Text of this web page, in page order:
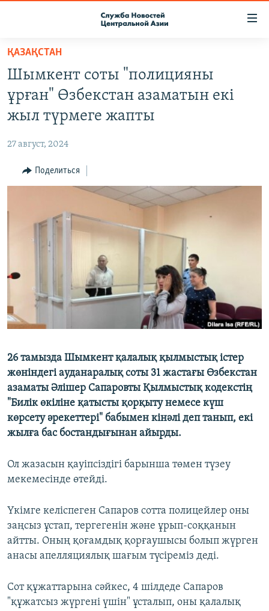
Вернуться
основному
содержанию
Вернутся
главной
навигации
Вернутся
ПОДПИСКА
КОНТАКТЫ
НАСТОЯЩЕЕ ВРЕМЯ
МИГРАНТ МЕДИА
ҚАЗАҚСТАН
Шымкент соты "полицияны
ұрған" Өзбекстан азаматын екі
жыл түрмеге жапты
27 август, 2024
Поделиться
26 тамызда Шымкент қалалық қылмыстық істер
жөніндегі ауданаралық соты 31 жастағы Өзбекстан
азаматы Әлішер Сапаровты Қылмыстық кодекстің
"Билік өкіліне қатысты қорқыту немесе күш
көрсету әрекеттері" бабымен кінәлі деп танып, екі
жылға бас бостандығынан айырды.
Ол жазасын қауіпсіздігі барынша төмен түзеу
мекемесінде өтейді.
Үкімге келіспеген Сапаров сотта полицейлер оны
заңсыз ұстап, тергегенін және ұрып-соққанын
айтты. Оның қоғамдық қорғаушысы болып жүрген
анасы апелляциялық шағым түсіреміз деді.
Сот құжаттарына сәйкес, 4 шілдеде Сапаров
"құжатсыз жүргені үшін" ұсталып, оны қалалық